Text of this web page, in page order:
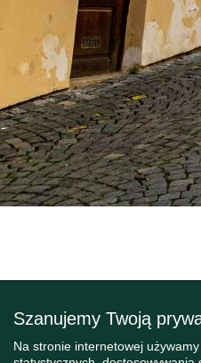
Szanujemy Twoją
Na stronie internetowej